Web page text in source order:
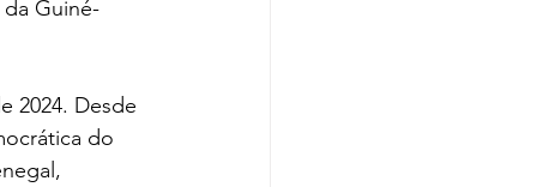
Guiné-
2024. Desde
do